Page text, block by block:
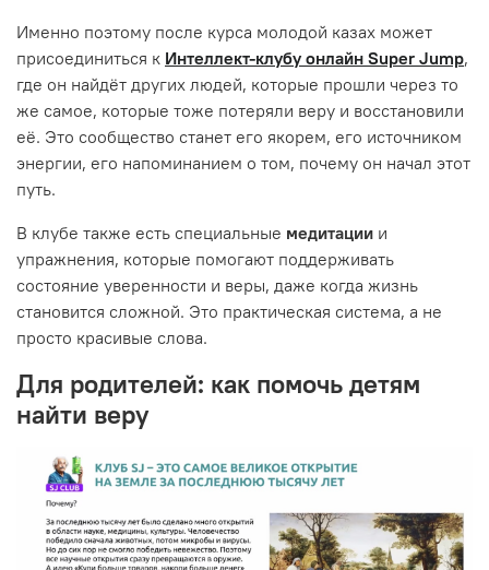
Именно поэтому после курса молодой казах может
присоединиться к Интеллект-клубу онлайн Super Jump,
где он найдёт других людей, которые прошли через то
же самое, которые тоже потеряли веру и восстановили
её. Это сообщество станет его якорем, его источником
энергии, его напоминанием о том, почему он начал этот
путь.
В клубе также есть специальные медитации и
упражнения, которые помогают поддерживать
состояние уверенности и веры, даже когда жизнь
становится сложной. Это практическая система, а не
просто красивые слова.
Для родителей: как помочь детям
найти веру